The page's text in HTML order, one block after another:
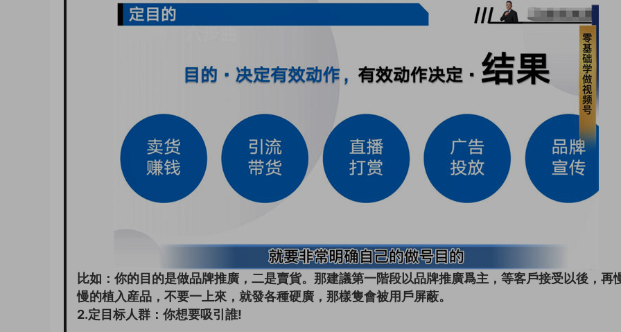
比如：你的目的是做品牌推廣，二是賣貨。那建議第一階段以品牌推廣爲主，等客戶接受以後，再
慢的植入産品，不要一上來，就發各種硬廣，那樣隻會被用戶屏蔽。
2.定目标人群：你想要吸引誰!